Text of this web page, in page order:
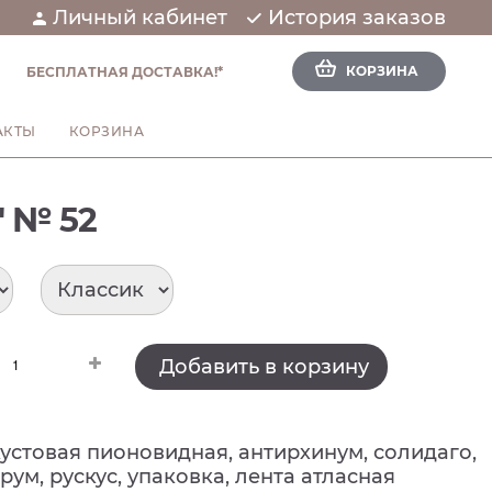
Личный кабинет История заказов
БЕСПЛАТНАЯ ДОСТАВКА!* КОРЗИНА
КОРЗИНА
№ 52
Добавить в корзину
пионовидная, антирхинум, солидаго,
рускус, упаковка, лента атласная